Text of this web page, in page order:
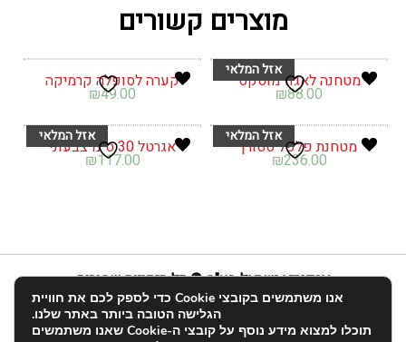
מוצרים קשורים
מטחנה לאגוז מוסקט
₪88.00
קערה לסופלה קרמיקה
₪49.00
מטחנת פלפל סטורן
₪236.00
אגרטל 30 ס"מ צבעוני
₪117.00
אנפוריא ישראל בע"מ © כל הזכויות שמורות
03-683-2022
info@enforia.co.il
אנו משתמשים בקובצי Cookie כדי לספק לכם את חוויית
הגלישה הטובה ביותר באתר שלנו.
תוכלו למצוא מידע נוסף על קובצי ה-Cookie שאנו משתמשים